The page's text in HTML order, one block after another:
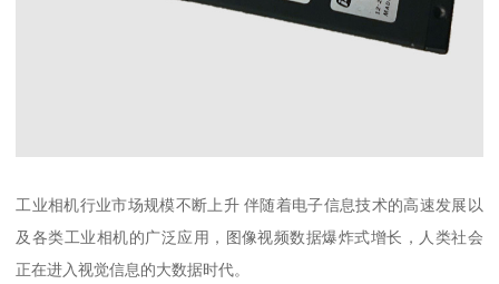
工业相机行业市场规模不断上升 伴随着电子信息技术的高速发展以
及各类工业相机的广泛应用，图像视频数据爆炸式增长，人类社会
正在进入视觉信息的大数据时代。